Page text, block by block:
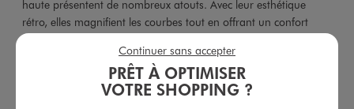
haute présentent de nombreux atouts. Avec leur esthétique
rétro, elles magnifient les courbes tout en offrant un confort
absolu.
PRÊT À OPTIMISER
VOTRE SHOPPING ?
Continuer sans accepter